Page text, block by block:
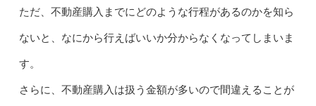
ただ、不動産購入までにどのような行程があるのかを知ら
ないと、なにから行えばいいか分からなくなってしまいま
す。
さらに、不動産購入は扱う金額が多いので間違えることが